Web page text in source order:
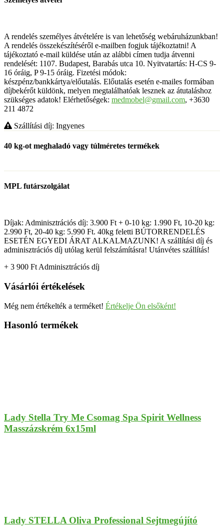
A rendelés személyes átvételére is van lehetőség webáruházunkban!
A rendelés összekészítéséről e-mailben fogjuk tájékoztatni! A
tájékoztató e-mail küldése után az alábbi címen tudja átvenni
rendelését: 1107. Budapest, Barabás utca 10. Nyitvatartás: H-CS 9-
16 óráig, P 9-15 óráig. Fizetési módok:
készpénz/bankkártya/előutalás. Előutalás esetén e-mailes formában
díjbekérőt küldönk, melyen megtalálhatóak lesznek az átutaláshoz
szükséges adatok! Elérhetőségek: medmobel@gmail.com, +3630
211 4872
Szállítási díj: Ingyenes
40 kg-ot meghaladó vagy túlméretes termékek
MPL futárszolgálat
Díjak: Adminisztrációs díj: 3.900 Ft + 0-10 kg: 1.990 Ft, 10-20 kg:
2.990 Ft, 20-40 kg: 5.990 Ft. 40kg feletti BÚTORRENDELÉS
ESETÉN EGYEDI ÁRAT ALKALMAZUNK! A szállítási díj és
adminisztrációs díj utólag kerül felszámításra! Utánvétes szállítás!
+ 3 900 Ft Adminisztrációs díj
Vásárlói értékelések
Még nem értékelték a terméket! Értékelje Ön elsőként!
Hasonló termékek
Lady Stella Try Me Csomag Spa Spirit Wellness
Masszázskrém 6x15ml
Lady STELLA Oliva Professional Sejtmegújító